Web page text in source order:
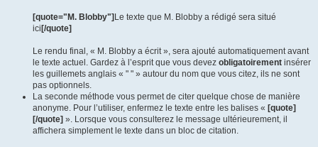
[quote="M. Blobby"]Le texte que M. Blobby a rédigé sera situé
ici[/quote]
Le rendu final, « M. Blobby a écrit », sera ajouté automatiquement avant
le texte actuel. Gardez à l’esprit que vous devez obligatoirement insérer
les guillemets anglais « " " » autour du nom que vous citez, ils ne sont
pas optionnels.
La seconde méthode vous permet de citer quelque chose de manière
anonyme. Pour l’utiliser, enfermez le texte entre les balises « [quote]
[/quote] ». Lorsque vous consulterez le message ultérieurement, il
affichera simplement le texte dans un bloc de citation.